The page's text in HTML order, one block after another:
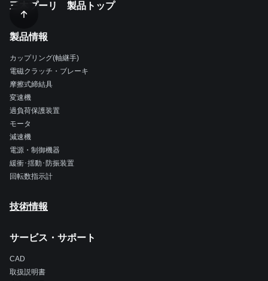
三木プーリ 製品トップ
製品情報
カップリング(軸継手)
電磁クラッチ・ブレーキ
摩擦式締結具
変速機
過負荷保護装置
モータ
減速機
電源・制御機器
緩衝･揺動･防振装置
回転数指示計
技術情報
サービス・サポート
CAD
取扱説明書